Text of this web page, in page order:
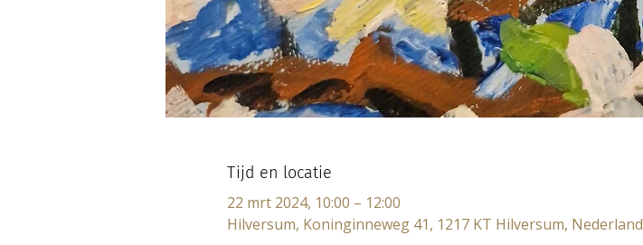
Tijd en locatie
22 mrt 2024, 10:00 – 12:00
Hilversum, Koninginneweg 41, 1217 KT Hilversum, Nederland